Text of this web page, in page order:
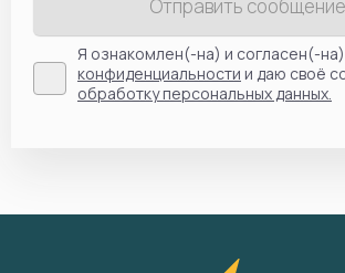
Отправить сообщение
Я ознакомлен(-на) и согласен(-
конфиденциальности и даю своё
обработку персональных данных.